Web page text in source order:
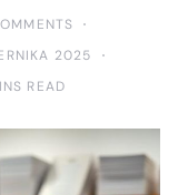
2025
READ